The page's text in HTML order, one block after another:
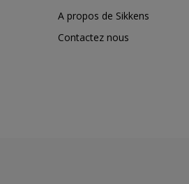
A propos de Sikkens
Contactez nous